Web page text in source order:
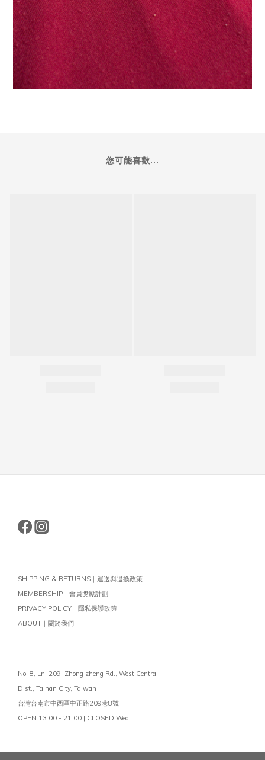
您可能喜歡...
SHIPPING & RETURNS｜運送與退換政策
MEMBERSHIP｜會員獎勵計劃
PRIVACY POLICY｜隱私保護政策
ABOUT｜關於我們
No. 8, Ln. 209, Zhong zheng Rd., West Central
Dist., Tainan City, Taiwan
台灣台南市中西區中正路209巷8號
OPEN 13:00 - 21:00 | CLOSED Wed.